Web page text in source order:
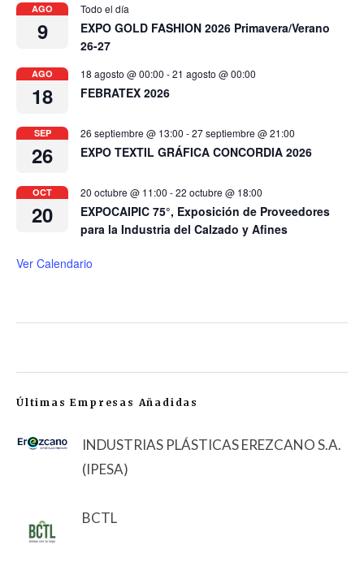
AGO
9
Todo el día
EXPO GOLD FASHION 2026 Primavera/Verano
26-27
AGO
18
18 agosto @ 00:00 -21 agosto @ 00:00
FEBRATEX 2026
SEP
26
26 septiembre @ 13:00 -27 septiembre @ 21:00
EXPO TEXTIL GRÁFICA CONCORDIA 2026
OCT
20
20 octubre @ 11:00 -22 octubre @ 18:00
EXPOCAIPIC 75°, Exposición de Proveedores
para la Industria del Calzado y Afines
Ver Calendario
Últimas Empresas Añadidas
INDUSTRIAS PLÁSTICAS EREZCANO S.A.
(IPESA)
BCTL